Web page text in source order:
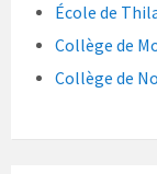
École de
Collège de
Collège de